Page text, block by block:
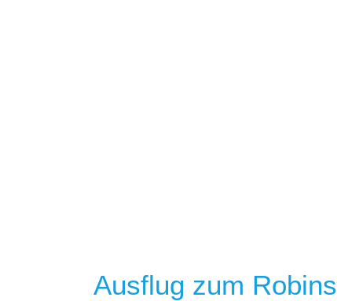
Herzlich
Ausflug zum